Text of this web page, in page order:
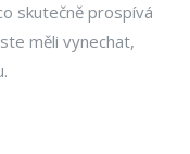
skutečně prospívá
měli vynechat,